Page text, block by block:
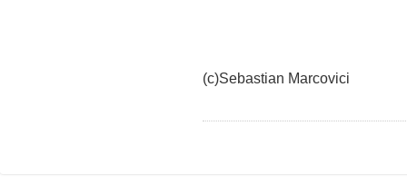
(c)Sebastian Marcovici